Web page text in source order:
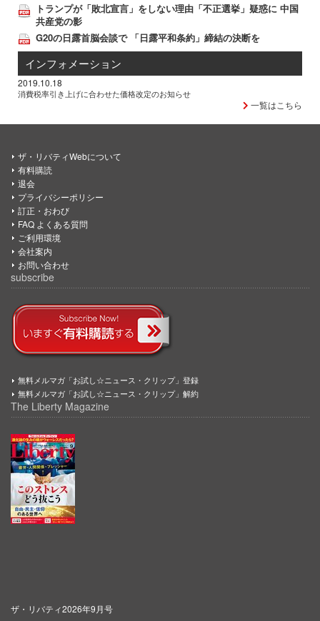
トランプが「敗北宣言」をしない理由「不正選挙」疑惑に 中国
共産党の影
G20の日露首脳会談で 「日露平和条約」締結の決断を
インフォメーション
2019.10.18
消費税率引き上げに合わせた価格改定のお知らせ
一覧はこちら
ザ・リバティWebについて
有料購読
退会
プライバシーポリシー
訂正・おわび
FAQ よくある質問
ご利用環境
会社案内
お問い合わせ
subscribe
無料メルマガ「お試し☆ニュース・クリップ」登録
無料メルマガ「お試し☆ニュース・クリップ」解約
The Liberty Magazine
ザ・リバティ2026年9月号